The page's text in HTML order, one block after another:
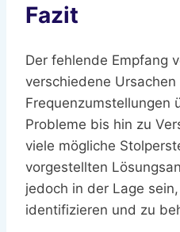
Fazit
Der fehlende Empfang
verschiedene Ursachen
Frequenzumstellungen
Probleme bis hin zu
viele mögliche
vorgestellten
jedoch in der Lage
identifizieren und zu